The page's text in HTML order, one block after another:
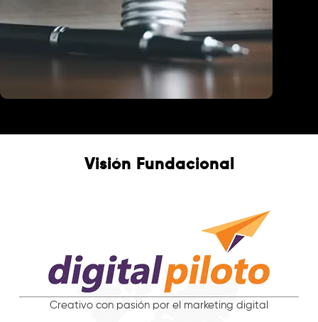
Visión Fundacional
Creativo con pasión por el marketing digital